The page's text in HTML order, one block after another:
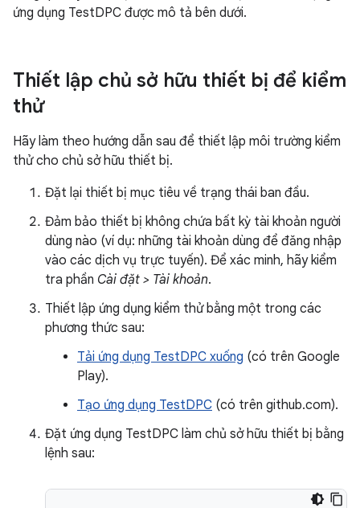
ứng dụng TestDPC được mô tả bên dưới.
Thiết lập chủ sở hữu thiết bị để kiểm
thử
Hãy làm theo hướng dẫn sau để thiết lập môi trường kiểm
thử cho chủ sở hữu thiết bị.
Đặt lại thiết bị mục tiêu về trạng thái ban đầu.
Đảm bảo thiết bị không chứa bất kỳ tài khoản người
dùng nào (ví dụ: những tài khoản dùng để đăng nhập
vào các dịch vụ trực tuyến). Để xác minh, hãy kiểm
tra phần Cài đặt > Tài khoản.
Thiết lập ứng dụng kiểm thử bằng một trong các
phương thức sau:
Tải ứng dụng TestDPC xuống (có trên Google
Play).
Tạo ứng dụng TestDPC (có trên github.com).
Đặt ứng dụng TestDPC làm chủ sở hữu thiết bị bằng
lệnh sau: